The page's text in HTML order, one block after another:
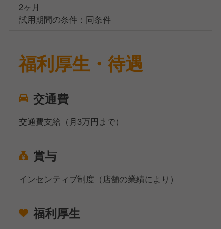
2ヶ月
試用期間の条件：同条件
福利厚生・待遇
交通費
交通費支給（月3万円まで）
賞与
インセンティブ制度（店舗の業績により）
福利厚生